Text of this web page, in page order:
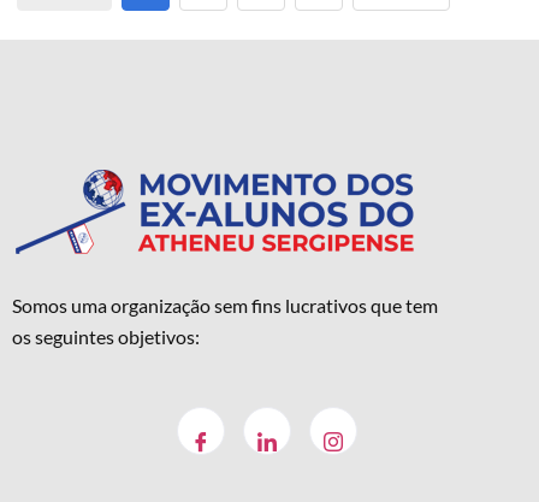
Somos uma organização sem fins lucrativos que tem
os seguintes objetivos: